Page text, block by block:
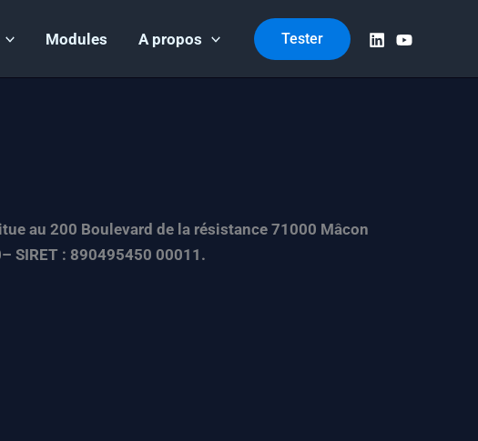
Modules A propos Tester
au 200 Boulevard de la résistance 71000 Mâcon
SIRET : 890495450 00011.